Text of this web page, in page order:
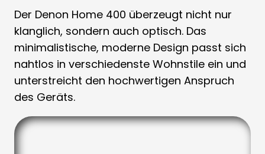
Der Denon Home 400 überzeugt nicht nur
klanglich, sondern auch optisch. Das
minimalistische, moderne Design passt sich
nahtlos in verschiedenste Wohnstile ein und
unterstreicht den hochwertigen Anspruch
des Geräts.